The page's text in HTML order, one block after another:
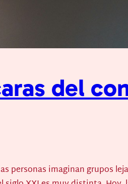
del
personas imaginan grupos